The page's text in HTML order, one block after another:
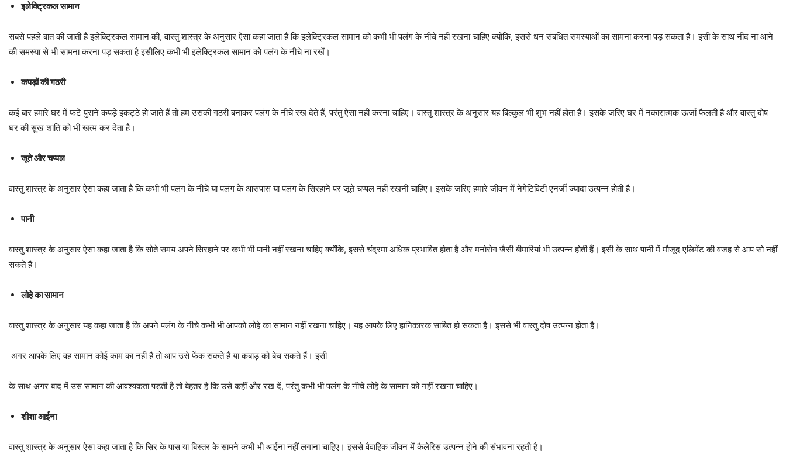
इलेक्ट्रिकल सामान
सबसे पहले बात की जाती है इलेक्ट्रिकल सामान की, वास्तु शास्त्र के अनुसार ऐसा कहा जाता है कि इलेक्ट्रिकल सामान को कभी भी पलंग के नीचे नहीं रखना चाहिए क्योंकि, इससे धन संबंधित समस्याओं का सामना करना पड़ सकता है। इसी के साथ नींद ना आने
की समस्या से भी सामना करना पड़ सकता है इसीलिए कभी भी इलेक्ट्रिकल सामान को पलंग के नीचे ना रखें।
कपड़ों की गठरी
कई बार हमारे घर में फटे पुराने कपड़े इकट्ठे हो जाते हैं तो हम उसकी गठरी बनाकर पलंग के नीचे रख देते हैं, परंतु ऐसा नहीं करना चाहिए। वास्तु शास्त्र के अनुसार यह बिल्कुल भी शुभ नहीं होता है। इसके जरिए घर में नकारात्मक ऊर्जा फैलती है और वास्तु दोष
घर की सुख शांति को भी खत्म कर देता है।
जूते और चप्पल
वास्तु शास्त्र के अनुसार ऐसा कहा जाता है कि कभी भी पलंग के नीचे या पलंग के आसपास या पलंग के सिरहाने पर जूते चप्पल नहीं रखनी चाहिए। इसके जरिए हमारे जीवन में नेगेटिविटी एनर्जी ज्यादा उत्पन्न होती है।
पानी
वास्तु शास्त्र के अनुसार ऐसा कहा जाता है कि सोते समय अपने सिरहाने पर कभी भी पानी नहीं रखना चाहिए क्योंकि, इससे चंद्रमा अधिक प्रभावित होता है और मनोरोग जैसी बीमारियां भी उत्पन्न होती हैं। इसी के साथ पानी में मौजूद एलिमेंट की वजह से आप सो नहीं
सकते हैं।
लोहे का सामान
वास्तु शास्त्र के अनुसार यह कहा जाता है कि अपने पलंग के नीचे कभी भी आपको लोहे का सामान नहीं रखना चाहिए। यह आपके लिए हानिकारक साबित हो सकता है। इससे भी वास्तु दोष उत्पन्न होता है।
अगर आपके लिए वह सामान कोई काम का नहीं है तो आप उसे फेंक सकते हैं या कबाड़ को बेच सकते हैं। इसी
के साथ अगर बाद में उस सामान की आवश्यकता पड़ती है तो बेहतर है कि उसे कहीं और रख दें, परंतु कभी भी पलंग के नीचे लोहे के सामान को नहीं रखना चाहिए।
शीशा आईना
वास्तु शास्त्र के अनुसार ऐसा कहा जाता है कि सिर के पास या बिस्तर के सामने कभी भी आईना नहीं लगाना चाहिए। इससे वैवाहिक जीवन में कैलेरिस उत्पन्न होने की संभावना रहती है।